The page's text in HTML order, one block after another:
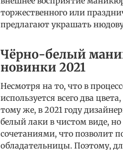
торжественного или
предлагают украшать
Чёрно-белый
новинки 2021
Несмотря на то, что в
используется всего два
тому же, в 2021 году
белый лаки в чистом виде,
сочетаниями, что позволит
обладательницы. Поэтому,